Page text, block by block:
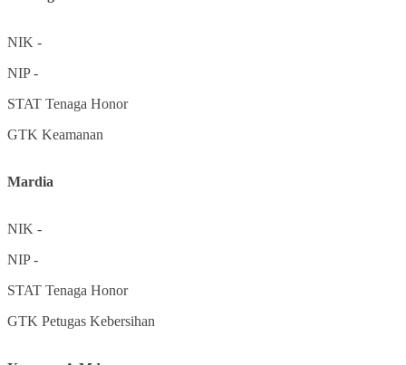
NIK -
NIP-
STAT Tenaga Honor
GTK Keamanan
Mardia
NIK -
NIP-
STAT Tenaga Honor
GTK Petugas Kebersihan